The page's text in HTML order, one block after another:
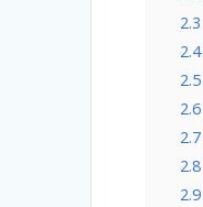
2.3
2.4
2.5
2.6
2.7
2.8
2.9